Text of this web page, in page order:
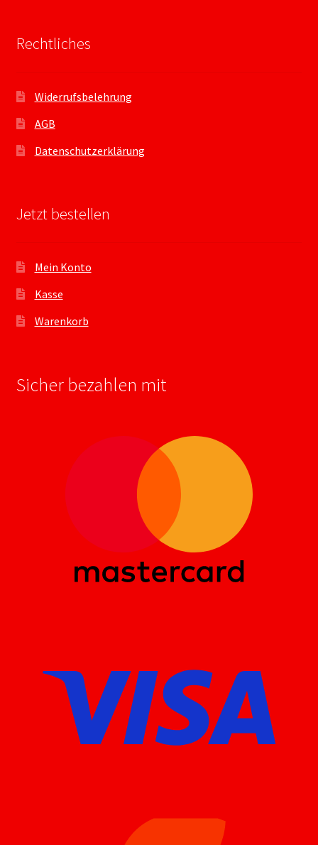
Rechtliches
Widerrufsbelehrung
AGB
Datenschutzerklärung
Jetzt bestellen
Mein Konto
Kasse
Warenkorb
Sicher bezahlen mit